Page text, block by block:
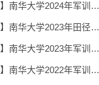
】南华大学2024年军训…
】南华大学2023年田径…
】南华大学2023年军训…
】南华大学2022年军训…